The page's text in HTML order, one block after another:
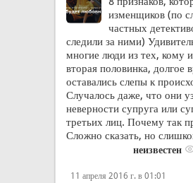
изменщиков (по
частных
следили за ними)
многие люди из тех, кому
вторая половинка, долгое
оставались слепы к
Случалось даже, что они
неверности супруга или
третьих лиц. Почему так
Сложно сказать, но
неизвестен
11 апреля 2016 г. в 01:01